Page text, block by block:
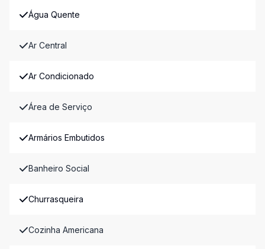
Água Quente
Ar Central
Ar Condicionado
Área de Serviço
Armários Embutidos
Banheiro Social
Churrasqueira
Cozinha Americana